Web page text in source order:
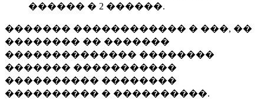
������ � 2 ������.
������� ������������ � ���, ��
�������� �� �������
�������������� ��������
������� �����������
���������� ��������
���������� � ����������.